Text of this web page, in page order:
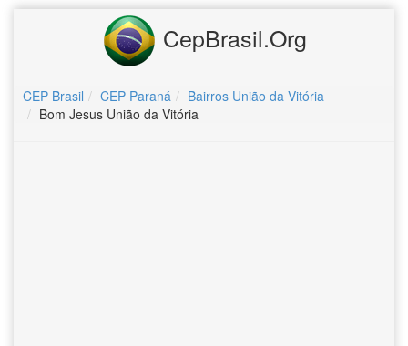
CepBrasil.Org
CEP Brasil CEP Paraná
Bairros União da Vitória
Bom Jesus União da Vitória